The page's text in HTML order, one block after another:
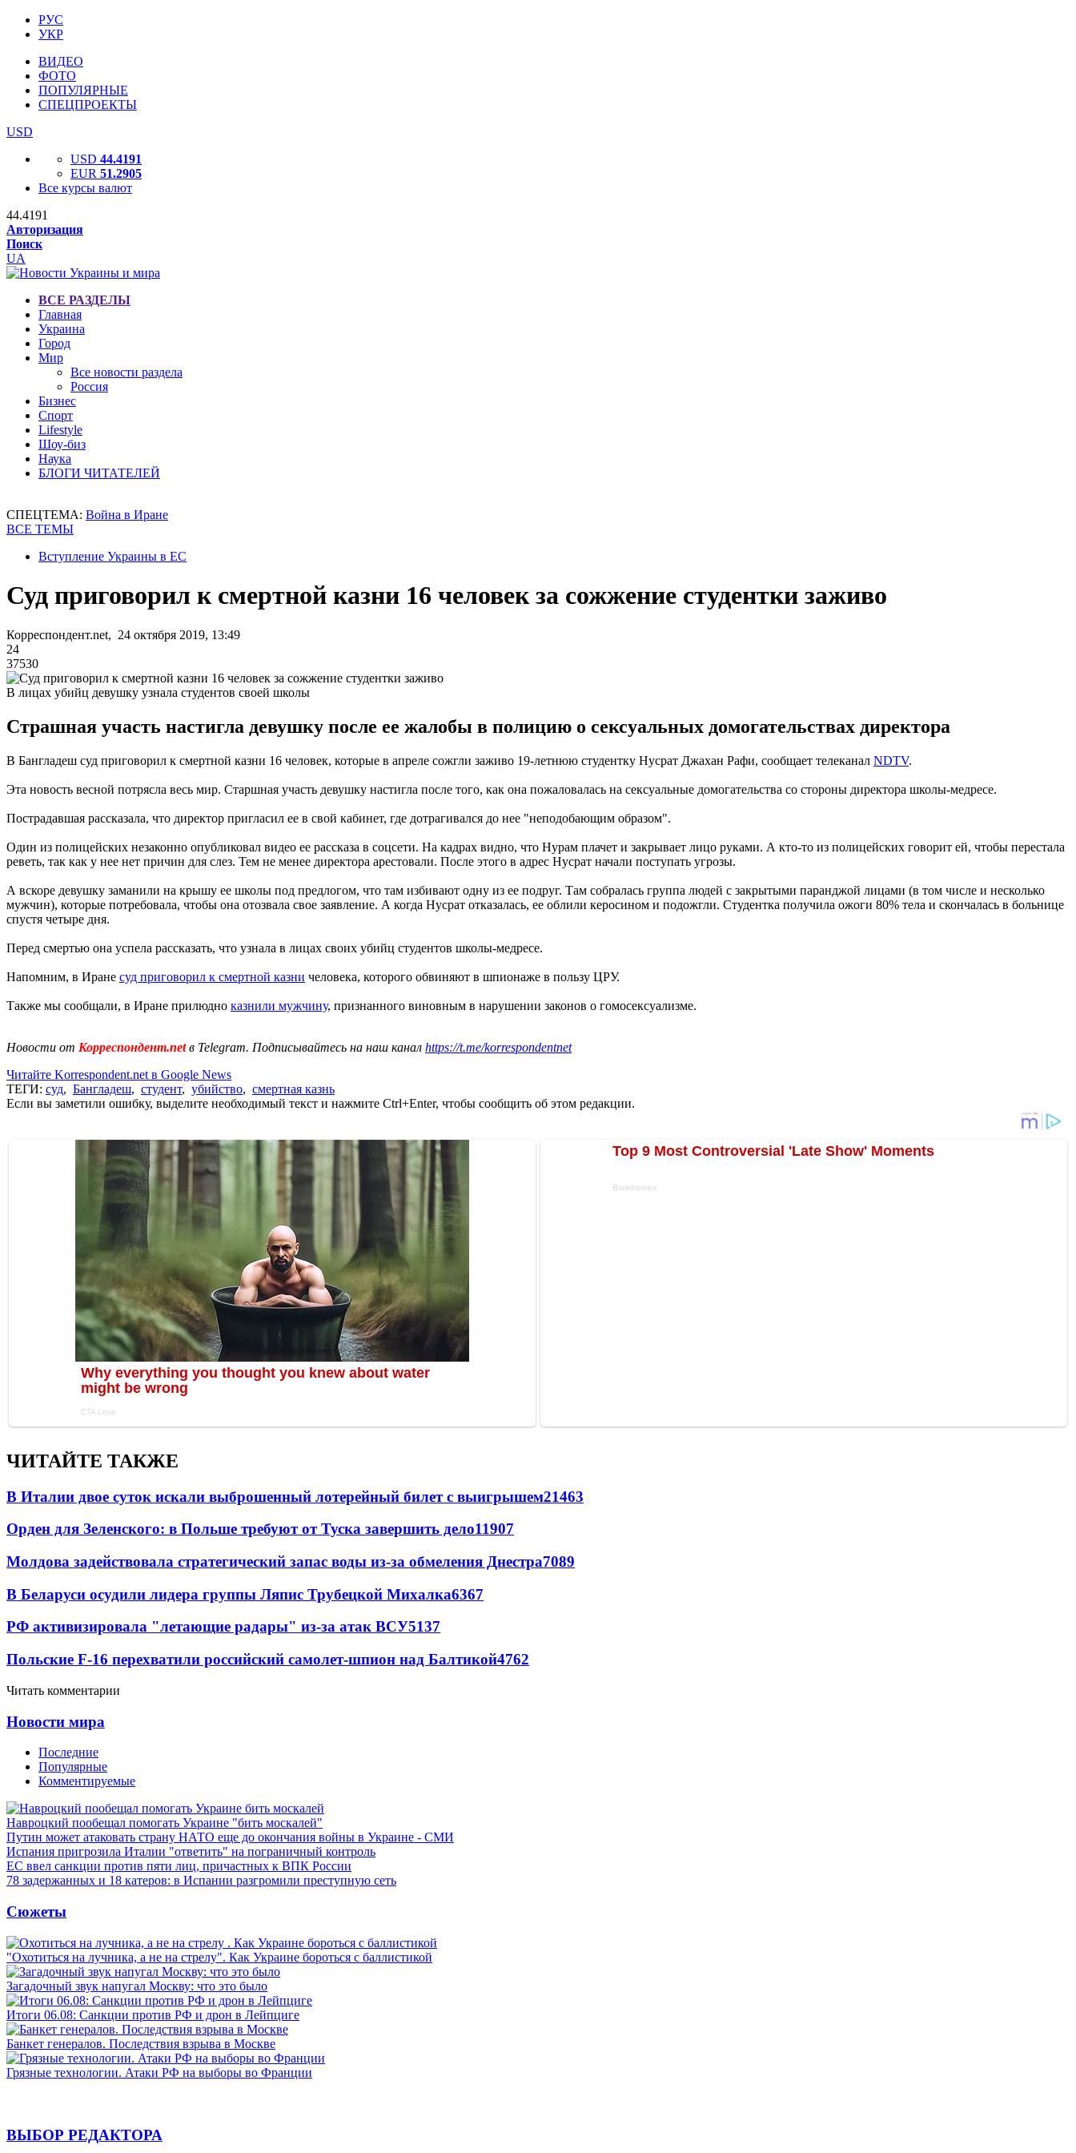
РУС
УКР
ВИДЕО
ФОТО
ПОПУЛЯРНЫЕ
СПЕЦПРОЕКТЫ
USD
USD 44.4191
EUR 51.2905
Все курсы валют
44.4191
Авторизация
Поиск
UA
ВСЕ РАЗДЕЛЫ
Главная
Украина
Город
Мир
Все новости раздела
Россия
Бизнес
Спорт
Lifestyle
Шоу-биз
Наука
БЛОГИ ЧИТАТЕЛЕЙ
СПЕЦТЕМА: Война в Иране
ВСЕ ТЕМЫ
Вступление Украины в ЕС
Суд приговорил к смертной казни 16 человек за сожжение студентки заживо
Корреспондент.net, 24 октября 2019, 13:49
24
37530
В лицах убийц девушку узнала студентов своей школы
Страшная участь настигла девушку после ее жалобы в полицию о сексуальных домогательствах директора
В Бангладеш суд приговорил к смертной казни 16 человек, которые в апреле сожгли заживо 19-летнюю студентку Нусрат Джахан Рафи, сообщает телеканал NDTV.
Эта новость весной потрясла весь мир. Старшная участь девушку настигла после того, как она пожаловалась на сексуальные домогательства со стороны директора школы-медресе.
Пострадавшая рассказала, что директор пригласил ее в свой кабинет, где дотрагивался до нее "неподобающим образом".
Один из полицейских незаконно опубликовал видео ее рассказа в соцсети. На кадрах видно, что Нурам плачет и закрывает лицо руками. А кто-то из полицейских говорит ей, чтобы перестала
реветь, так как у нее нет причин для слез. Тем не менее директора арестовали. После этого в адрес Нусрат начали поступать угрозы.
А вскоре девушку заманили на крышу ее школы под предлогом, что там избивают одну из ее подруг. Там собралась группа людей с закрытыми паранджой лицами (в том числе и несколько
мужчин), которые потребовала, чтобы она отозвала свое заявление. А когда Нусрат отказалась, ее облили керосином и подожгли. Студентка получила ожоги 80% тела и скончалась в больнице
спустя четыре дня.
Перед смертью она успела рассказать, что узнала в лицах своих убийц студентов школы-медресе.
Напомним, в Иране суд приговорил к смертной казни человека, которого обвиняют в шпионаже в пользу ЦРУ.
Также мы сообщали, в Иране прилюдно казнили мужчину, признанного виновным в нарушении законов о гомосексуализме.
Новости от Корреспондент.netв Telegram. Подписывайтесь на наш канал https://t.me/korrespondentnet
Читайте Korrespondent.net в Google News
ТЕГИ: суд, Бангладеш, студент, убийство, смертная казнь
Если вы заметили ошибку, выделите необходимый текст и нажмите Ctrl+Enter, чтобы сообщить об этом редакции.
ЧИТАЙТЕ ТАКЖЕ
В Италии двое суток искали выброшенный лотерейный билет с выигрышем21463
Орден для Зеленского: в Польше требуют от Туска завершить дело11907
Молдова задействовала стратегический запас воды из-за обмеления Днестра7089
В Беларуси осудили лидера группы Ляпис Трубецкой Михалка6367
РФ активизировала "летающие радары" из-за атак ВСУ5137
Польские F-16 перехватили российский самолет-шпион над Балтикой4762
Читать комментарии
Новости мира
Последние
Популярные
Комментируемые
Навроцкий пообещал помогать Украине "бить москалей"
Путин может атаковать страну НАТО еще до окончания войны в Украине - СМИ
Испания пригрозила Италии "ответить" на пограничный контроль
ЕС ввел санкции против пяти лиц, причастных к ВПК России
78 задержанных и 18 катеров: в Испании разгромили преступную сеть
Сюжеты
"Охотиться на лучника, а не на стрелу". Как Украине бороться с баллистикой
Загадочный звук напугал Москву: что это было
Итоги 06.08: Санкции против РФ и дрон в Лейпциге
Банкет генералов. Последствия взрыва в Москве
Грязные технологии. Атаки РФ на выборы во Франции
ВЫБОР РЕДАКТОРА